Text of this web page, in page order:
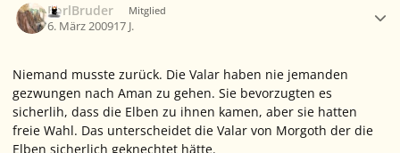
EorlBruder Mitglied
6. März 200917 J.
Niemand musste zurück. Die Valar haben nie jemanden
gezwungen nach Aman zu gehen. Sie bevorzugten es
sicherlih, dass die Elben zu ihnen kamen, aber sie hatten
freie Wahl. Das unterscheidet die Valar von Morgoth der die
Elben sicherlich geknechtet hätte.